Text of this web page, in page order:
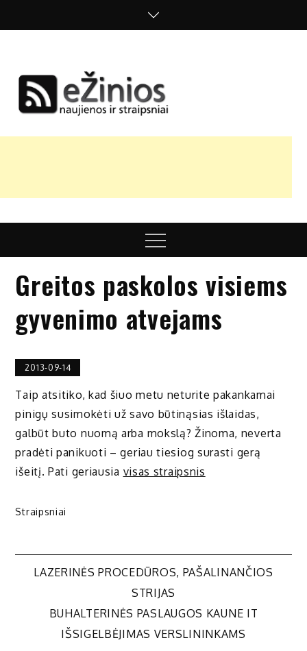
nuomonės
Menu
Greitos paskolos visiems
gyvenimo atvejams
2013-09-14
Taip atsitiko, kad šiuo metu neturite pakankamai
pinigų susimokėti už savo būtinąsias išlaidas,
galbūt buto nuomą arba mokslą? Žinoma, neverta
pradėti panikuoti – geriau tiesiog surasti gerą
išeitį. Pati geriausia visas straipsnis
Straipsniai
Navigacija
tarp
LAZERINĖS PROCEDŪROS, PAŠALINANČIOS
STRIJAS
BUHALTERINĖS PASLAUGOS KAUNE IT
IŠSIGELBĖJIMAS VERSLININKAMS